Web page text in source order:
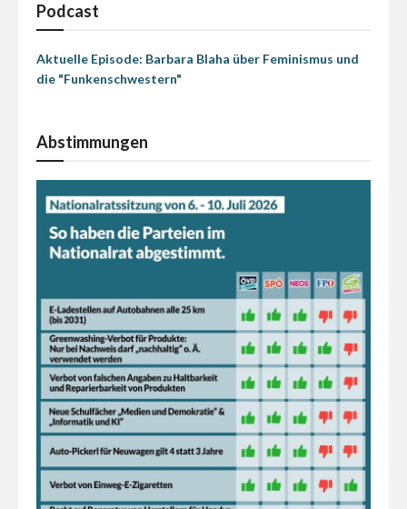
Podcast
Aktuelle Episode: Barbara Blaha über Feminismus und
die "Funkenschwestern"
Abstimmungen